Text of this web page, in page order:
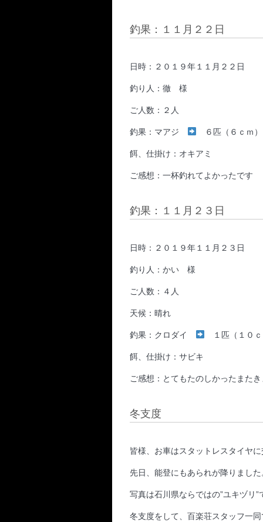
釣果：１１月２２日
日時：２０１９年１１月２２日
釣り人：徹 様
ご人数：２人
釣果：マアジ ６匹（６ｃｍ）
餌、仕掛け：オキアミ
ご感想：一杯釣れてよかったです
釣果：１１月２３日
日時：２０１９年１１月２３日
釣り人：かい 様
ご人数：４人
天候：晴れ
釣果：クロダイ １匹（１０
餌、仕掛け：サビキ
ご感想：とてもたのしかったまた
冬支度
皆様、お車はスタットレスタイヤ
先日、能登にもあられが降りました
写真は石川県ならではの”ユキヅリ”
冬支度をして、百楽荘スタッフ一